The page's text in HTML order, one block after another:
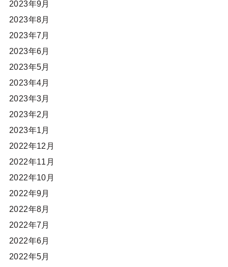
2023年9月
2023年8月
2023年7月
2023年6月
2023年5月
2023年4月
2023年3月
2023年2月
2023年1月
2022年12月
2022年11月
2022年10月
2022年9月
2022年8月
2022年7月
2022年6月
2022年5月